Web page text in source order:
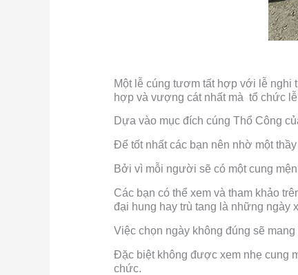
Một lễ cúng tươm tất hợp với lễ nghi
hợp và vượng cát nhất mà tổ chức
Dựa vào mục đích cúng Thổ Công
Để tốt nhất các bạn nên nhờ một
Bởi vì mỗi người sẽ có một cung
Các bạn có thể xem và tham khảo
đại hung hay trù tang là những ngày
Việc chọn ngày không đúng sẽ
Đặc biệt không được xem nhẹ cung
chức.